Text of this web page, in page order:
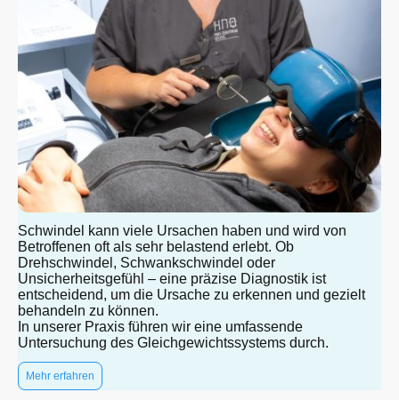
Schwindel kann viele Ursachen haben und wird von
Betroffenen oft als sehr belastend erlebt. Ob
Drehschwindel, Schwankschwindel oder
Unsicherheitsgefühl – eine präzise Diagnostik ist
entscheidend, um die Ursache zu erkennen und gezielt
behandeln zu können.
In unserer Praxis führen wir eine umfassende
Untersuchung des Gleichgewichtssystems durch.
Mehr erfahren